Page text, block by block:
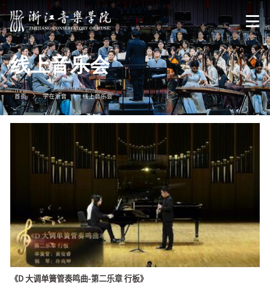
首页 学在浙音 线上音乐会
线上音乐会
《D 大调单簧管奏鸣曲-第二乐章 行板》